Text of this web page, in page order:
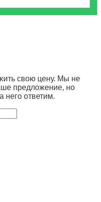
свою цену. Мы не
предложение, но
него ответим.